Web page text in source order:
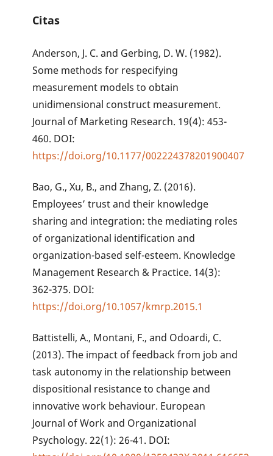
Citas
Anderson, J. C. and Gerbing, D. W. (1982).
Some methods for respecifying
measurement models to obtain
unidimensional construct measurement.
Journal of Marketing Research. 19(4): 453-
460. DOI:
https://doi.org/10.1177/002224378201900407
Bao, G., Xu, B., and Zhang, Z. (2016).
Employees’ trust and their knowledge
sharing and integration: the mediating roles
of organizational identification and
organization-based self-esteem. Knowledge
Management Research & Practice. 14(3):
362-375. DOI:
https://doi.org/10.1057/kmrp.2015.1
Battistelli, A., Montani, F., and Odoardi, C.
(2013). The impact of feedback from job and
task autonomy in the relationship between
dispositional resistance to change and
innovative work behaviour. European
Journal of Work and Organizational
Psychology. 22(1): 26-41. DOI: